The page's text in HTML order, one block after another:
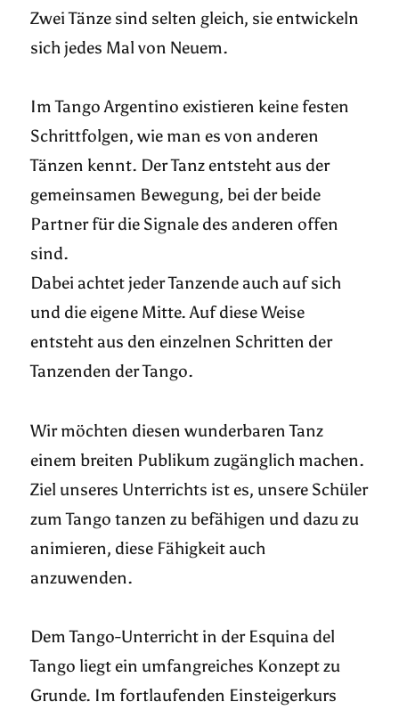
Zwei Tänze sind selten gleich, sie entwickeln
sich jedes Mal von Neuem.
Im Tango Argentino existieren keine festen
Schrittfolgen, wie man es von anderen
Tänzen kennt. Der Tanz entsteht aus der
gemeinsamen Bewegung, bei der beide
Partner für die Signale des anderen offen
sind.
Dabei achtet jeder Tanzende auch auf sich
und die eigene Mitte. Auf diese Weise
entsteht aus den einzelnen Schritten der
Tanzenden der Tango.
Wir möchten diesen wunderbaren Tanz
einem breiten Publikum zugänglich machen.
Ziel unseres Unterrichts ist es, unsere Schüler
zum Tango tanzen zu befähigen und dazu zu
animieren, diese Fähigkeit auch
anzuwenden.
Dem Tango-Unterricht in der Esquina del
Tango liegt ein umfangreiches Konzept zu
Grunde. Im fortlaufenden Einsteigerkurs